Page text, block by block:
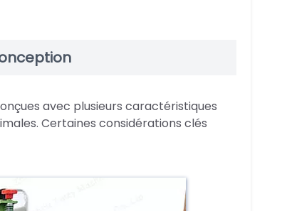
avec plusieurs caractéristiques
Certaines considérations clés